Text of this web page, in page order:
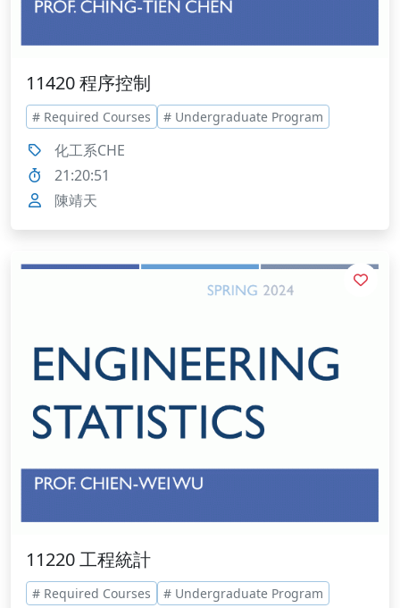
11420 程序控制
# Required Courses # Undergraduate Program
化工系CHE
21:20:51
陳靖天
11220 工程統計
# Required Courses # Undergraduate Program